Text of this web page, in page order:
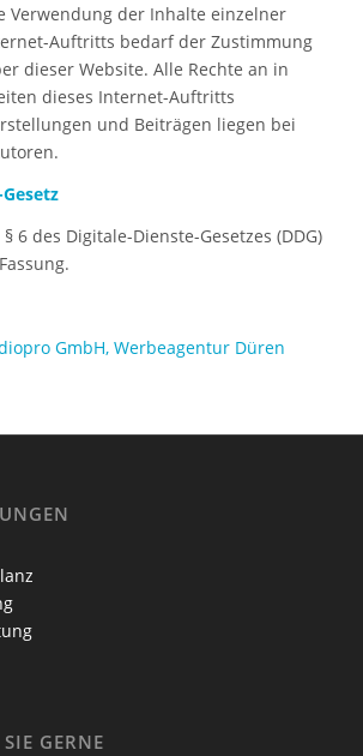
Verwendung der Inhalte einzelner
Auftritts bedarf der Zustimmung
dieser Website. Alle Rechte an in
dieses Internet-Auftritts
und Beiträgen liegen bei
6 des Digitale-Dienste-Gesetzes (DDG)
GmbH, Werbeagentur Düren
GERNE